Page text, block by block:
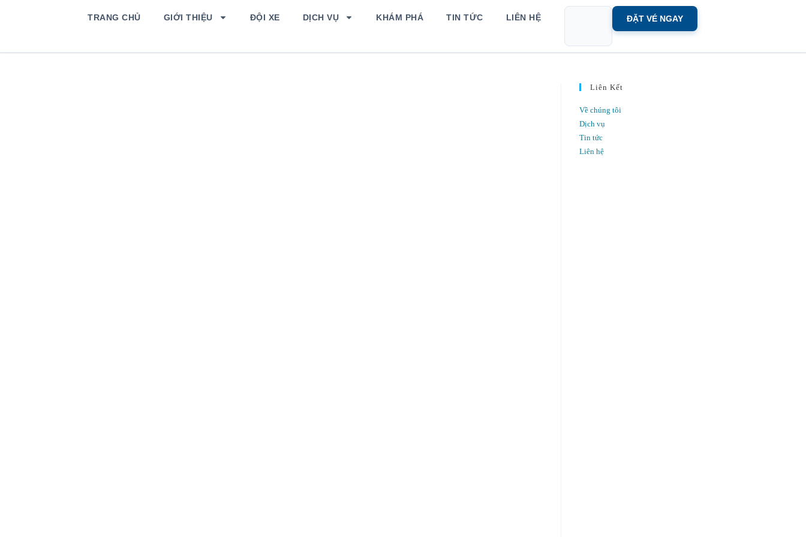
TRANG CHỦ GIỚI THIỆU ĐỘI XE DỊCH VỤ KHÁM PHÁ TIN TỨC LIÊN HỆ ĐẶT VÉ NGAY
Liên Kết
Về chúng tôi
Dịch vụ
Tin tức
Liên hệ